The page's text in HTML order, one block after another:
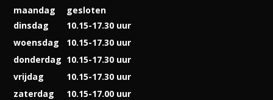
maandag
gesloten
dinsdag
10.15-17.30 uur
woensdag
10.15-17.30 uur
donderdag 10.15-17.30 uur
vrijdag
10.15-17.30 uur
zaterdag
10.15-17.00 uur